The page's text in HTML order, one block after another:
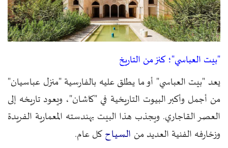
"بيت العباسي"؛ كنز من التاريخ
يعد "بيت العباسي" أو ما يطلق عليه بالفارسية "منزل عباسيان"
من أجمل وأكبر البيوت التاريخية في "كاشان"، ويعود تاريخه إلى
العصر القاجاري. ويجذب هذا البيت بهندسته المعمارية الفريدة
وزخارفه الفنية العديد من السياحكل عام.